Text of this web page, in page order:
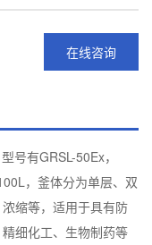
在线咨询
号有GRSL-50Ex，
，釜体分为单层、双
缩等，适用于具有防
细化工、生物制药等